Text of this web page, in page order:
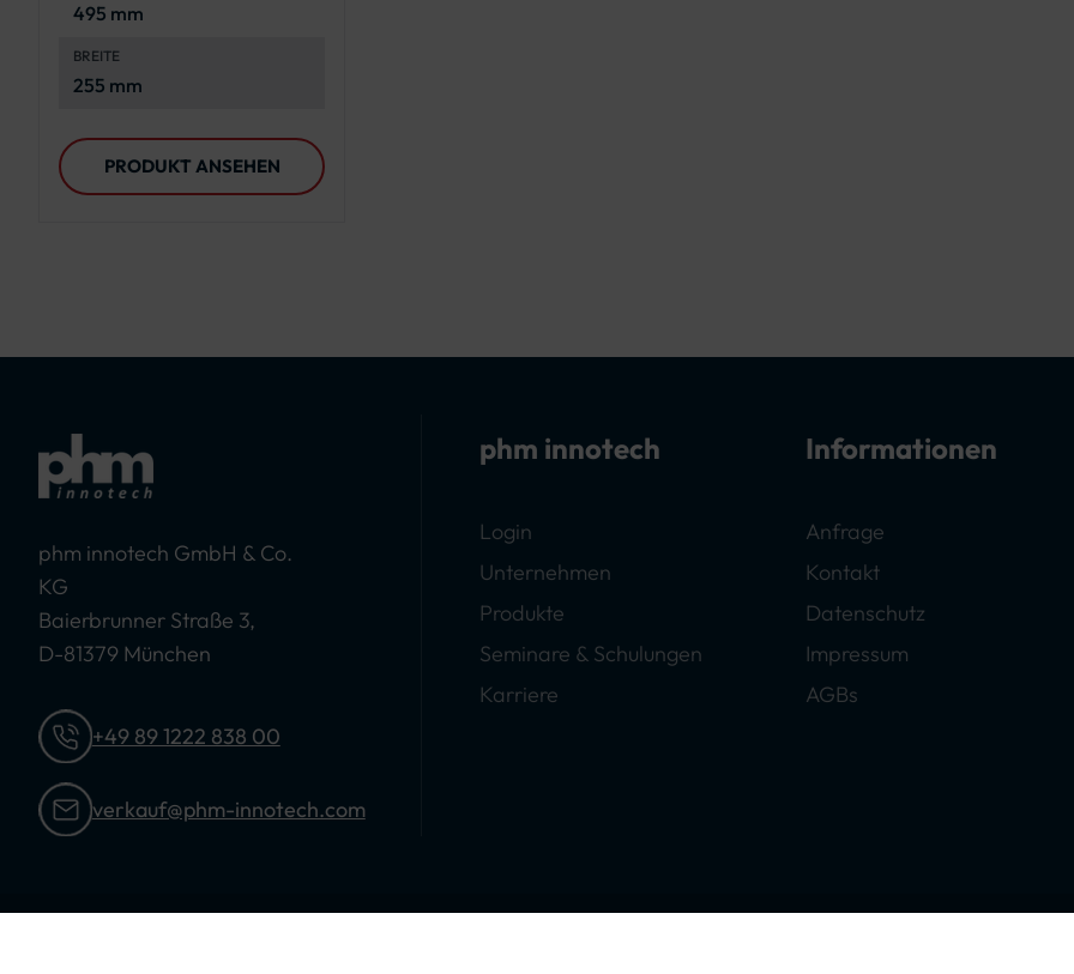
495 mm
BREITE
255 mm
PRODUKT ANSEHEN
phm innotech GmbH & Co.
KG
Baierbrunner Straße 3,
D-81379 München
+49 89 1222 838 00
verkauf@phm-innotech.com
phm innotech
Login
Unternehmen
Produkte
Seminare & Schulungen
Karriere
Informationen
Anfrage
Kontakt
Datenschutz
Impressum
AGBs